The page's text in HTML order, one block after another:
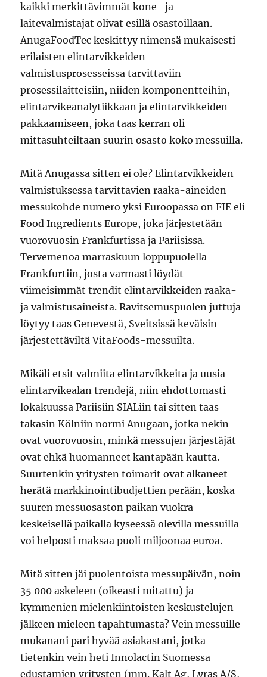
kaikki merkittävimmät kone- ja
laitevalmistajat olivat esillä osastoillaan.
AnugaFoodTec keskittyy nimensä mukaisesti
erilaisten elintarvikkeiden
valmistusprosesseissa tarvittaviin
prosessilaitteisiin, niiden komponentteihin,
elintarvikeanalytiikkaan ja elintarvikkeiden
pakkaamiseen, joka taas kerran oli
mittasuhteiltaan suurin osasto koko messuilla.
Mitä Anugassa sitten ei ole? Elintarvikkeiden
valmistuksessa tarvittavien raaka-aineiden
messukohde numero yksi Euroopassa on FIE eli
Food Ingredients Europe, joka järjestetään
vuorovuosin Frankfurtissa ja Pariisissa.
Tervemenoa marraskuun loppupuolella
Frankfurtiin, josta varmasti löydät
viimeisimmät trendit elintarvikkeiden raaka-
ja valmistusaineista. Ravitsemuspuolen juttuja
löytyy taas Genevestä, Sveitsissä keväisin
järjestettäviltä VitaFoods-messuilta.
Mikäli etsit valmiita elintarvikkeita ja uusia
elintarvikealan trendejä, niin ehdottomasti
lokakuussa Pariisiin SIALiin tai sitten taas
takasin Kölniin normi Anugaan, jotka nekin
ovat vuorovuosin, minkä messujen järjestäjät
ovat ehkä huomanneet kantapään kautta.
Suurtenkin yritysten toimarit ovat alkaneet
herätä markkinointibudjettien perään, koska
suuren messuosaston paikan vuokra
keskeisellä paikalla kyseessä olevilla messuilla
voi helposti maksaa puoli miljoonaa euroa.
Mitä sitten jäi puolentoista messupäivän, noin
35 000 askeleen (oikeasti mitattu) ja
kymmenien mielenkiintoisten keskustelujen
jälkeen mieleen tapahtumasta? Vein messuille
mukanani pari hyvää asiakastani, jotka
tietenkin vein heti Innolactin Suomessa
edustamien yritysten (mm. Kalt Ag, Lyras A/S,